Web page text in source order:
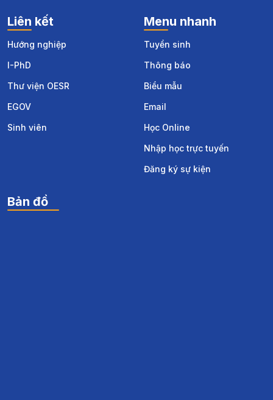
Liên kết
Hướng nghiệp
I-PhD
Thư viện OESR
EGOV
Sinh viên
Menu nhanh
Tuyển sinh
Thông báo
Biểu mẫu
Email
Học Online
Nhập học trực tuyến
Đăng ký sự kiện
Bản đồ